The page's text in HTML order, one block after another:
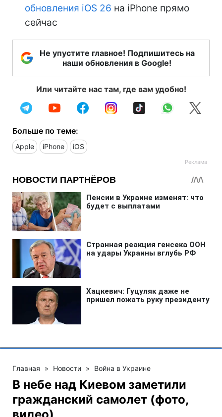
обновления iOS 26 на iPhone прямо
сейчас
Не упустите главное! Подпишитесь на
наши обновления в Google!
Или читайте нас там, где вам удобно!
Больше по теме:
Apple iPhone iOS
Главная » Новости » Война в Украине
В небе над Киевом заметили
гражданский самолет (фото,
видео)